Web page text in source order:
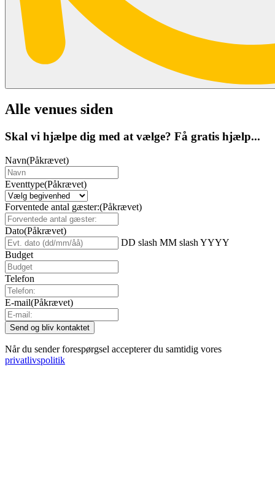
Alle venues siden
Skal vi hjælpe dig med at vælge? Få gratis hjælp...
Navn(Påkrævet)
Eventtype(Påkrævet)
Forventede antal gæster:(Påkrævet)
Dato(Påkrævet)
DD slash MM slash YYYY
Budget
Telefon
E-mail(Påkrævet)
Når du sender forespørgsel accepterer du samtidig vores
privatlivspolitik